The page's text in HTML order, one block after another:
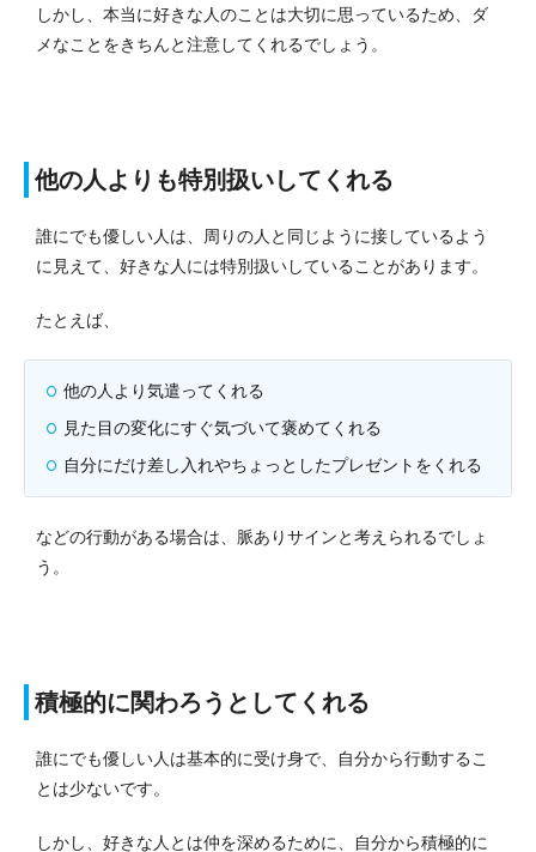
しかし、本当に好きな人のことは大切に思っているため、ダ
メなことをきちんと注意してくれるでしょう。
他の人よりも特別扱いしてくれる
誰にでも優しい人は、周りの人と同じように接しているよう
に見えて、好きな人には特別扱いしていることがあります。
たとえば、
他の人より気遣ってくれる
見た目の変化にすぐ気づいて褒めてくれる
自分にだけ差し入れやちょっとしたプレゼントをくれる
などの行動がある場合は、脈ありサインと考えられるでしょ
う。
積極的に関わろうとしてくれる
誰にでも優しい人は基本的に受け身で、自分から行動するこ
とは少ないです。
しかし、好きな人とは仲を深めるために、自分から積極的に